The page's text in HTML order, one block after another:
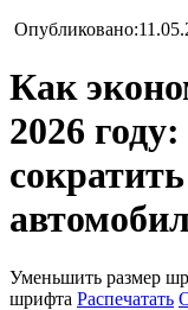
Как
2026
Уменьшить размер
шрифта Распечатать